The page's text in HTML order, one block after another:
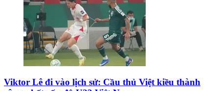
Viktor Lê đi vào lịch sử: Cầu thủ Việt kiều thành